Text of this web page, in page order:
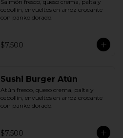
Salmón fresco, queso crema, palta y
cebollín, envueltos en arroz crocante
con panko dorado.
$7.500
Sushi Burger Atún
Atún fresco, queso crema, palta y
cebollín, envueltos en arroz crocante
con panko dorado.
$7.500